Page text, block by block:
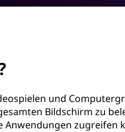
und
Bildschirm zu
zugreifen